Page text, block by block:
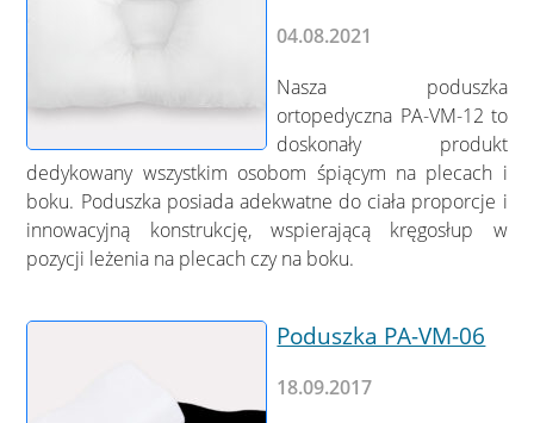
04.08.2021
Nasza poduszka
ortopedyczna PA-VM-12 to
doskonały produkt
dedykowany wszystkim osobom śpiącym na plecach i
boku. Poduszka posiada adekwatne do ciała proporcje i
innowacyjną konstrukcję, wspierającą kręgosłup w
pozycji leżenia na plecach czy na boku.
Poduszka PA-VM-06
18.09.2017